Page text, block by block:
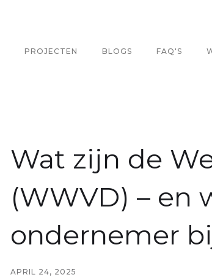
PROJECTEN BLOGS FAQ'S
Wat zijn de
(WWVD) – en
ondernemer
APRIL 24, 2025